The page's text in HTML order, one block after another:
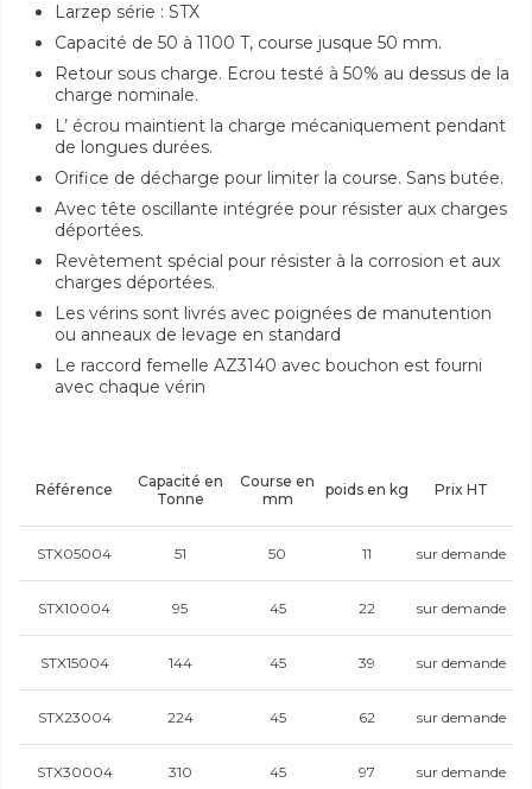
Larzep série : STX
Capacité de 50 à 1100 T, course jusque 50 mm.
Retour sous charge. Ecrou testé à 50% au dessus de la
charge nominale.
L’ écrou maintient la charge mécaniquement pendant
de longues durées.
Orifice de décharge pour limiter la course. Sans butée.
Avec tête oscillante intégrée pour résister aux charges
déportées.
Revètement spécial pour résister à la corrosion et aux
charges déportées.
Les vérins sont livrés avec poignées de manutention
ou anneaux de levage en standard
Le raccord femelle AZ3140 avec bouchon est fourni
avec chaque vérin
Référence
Capacité en
Tonne
Course en
mm
poids en kg Prix HT
STX05004 51 50 11 sur demande
STX10004 95 45 22 sur demande
STX15004 144 45 39 sur demande
STX23004 224 45 62 sur demande
STX30004 310 45 97 sur demande